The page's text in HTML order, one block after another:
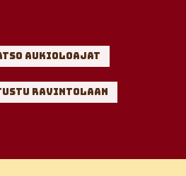
aukioloajat
ravintolaan